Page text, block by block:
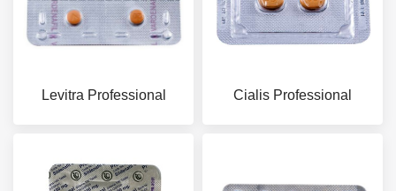
Levitra Professional Cialis Professional